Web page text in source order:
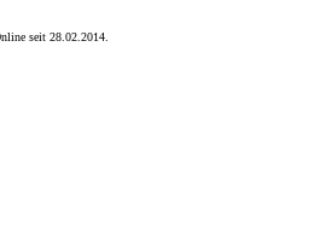
seit 28.02.2014.